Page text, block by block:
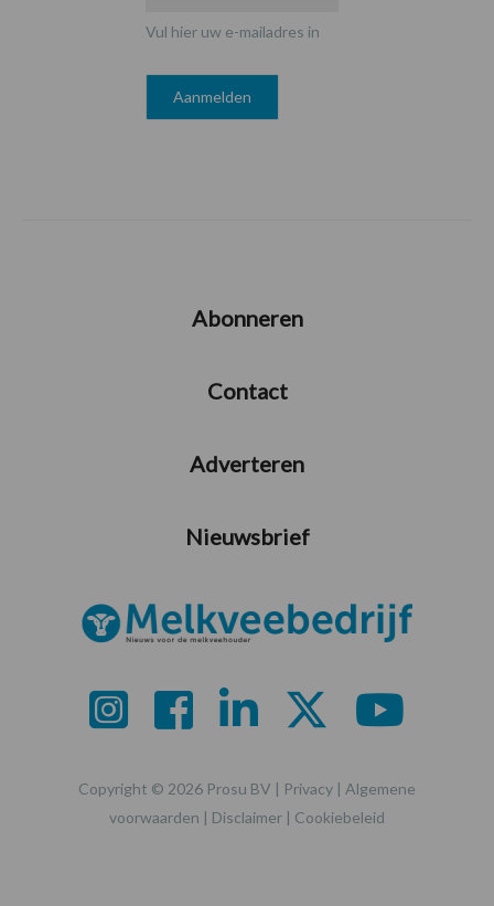
Vul hier uw e-mailadres in
Abonneren
Contact
Adverteren
Nieuwsbrief
Copyright © 2026 Prosu BV | Privacy | Algemene
voorwaarden | Disclaimer | Cookiebeleid